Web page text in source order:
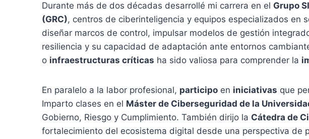
Durante más de dos décadas desarrollé mi carrera en el Grupo
(GRC), centros de ciberinteligencia y equipos especializados en
diseñar marcos de control, impulsar modelos de gestión
resiliencia y su capacidad de adaptación ante entornos
o infraestructuras críticas ha sido valiosa para comprender la
En paralelo a la labor profesional, participo en iniciativas que
Imparto clases en el Máster de Ciberseguridad de la
Gobierno, Riesgo y Cumplimiento. También dirijo la Cátedra de
fortalecimiento del ecosistema digital desde una perspectiva de